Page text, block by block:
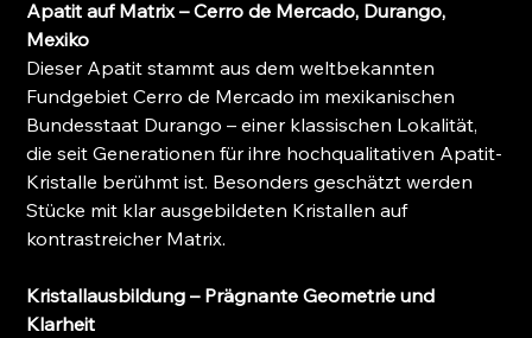
Apatit auf Matrix – Cerro de Mercado, Durango,
Mexiko
Dieser Apatit stammt aus dem weltbekannten
Fundgebiet Cerro de Mercado im mexikanischen
Bundesstaat Durango – einer klassischen Lokalität,
die seit Generationen für ihre hochqualitativen Apatit-
Kristalle berühmt ist. Besonders geschätzt werden
Stücke mit klar ausgebildeten Kristallen auf
kontrastreicher Matrix.
Kristallausbildung – Prägnante Geometrie und
Klarheit